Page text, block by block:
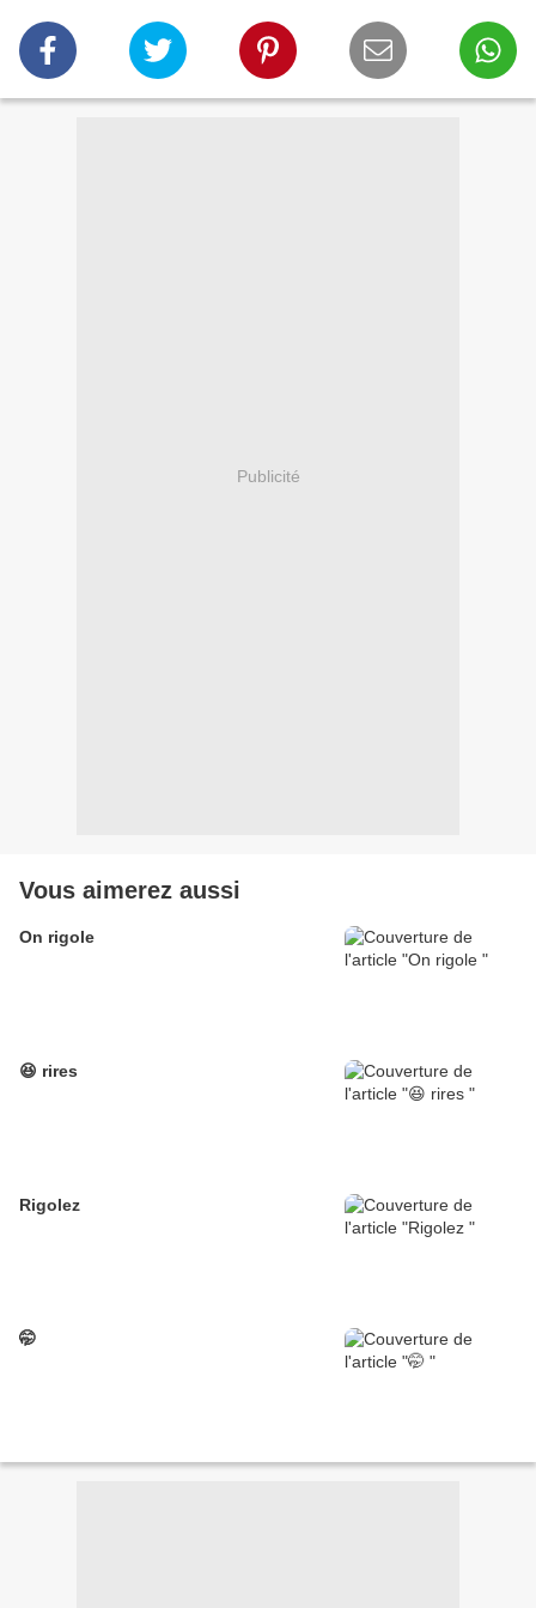
Publicité
Vous aimerez aussi
On rigole
😆 rires
Rigolez
🤭